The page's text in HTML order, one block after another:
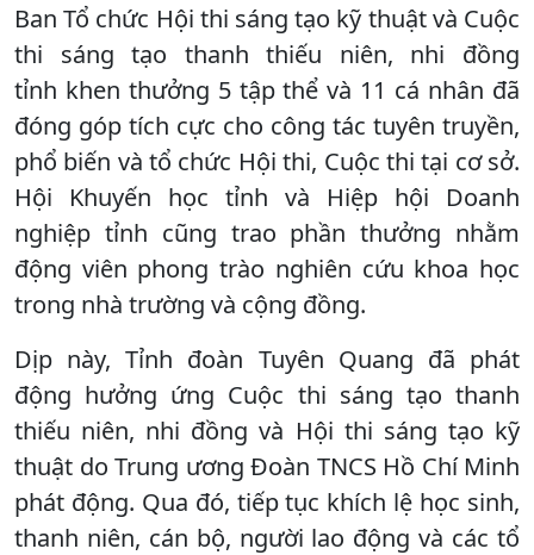
Ban Tổ chức Hội thi sáng tạo kỹ thuật và Cuộc
thi sáng tạo thanh thiếu niên, nhi đồng
tỉnh khen thưởng 5 tập thể và 11 cá nhân đã
đóng góp tích cực cho công tác tuyên truyền,
phổ biến và tổ chức Hội thi, Cuộc thi tại cơ sở.
Hội Khuyến học tỉnh và Hiệp hội Doanh
nghiệp tỉnh cũng trao phần thưởng nhằm
động viên phong trào nghiên cứu khoa học
trong nhà trường và cộng đồng.
Dịp này, Tỉnh đoàn Tuyên Quang đã phát
động hưởng ứng Cuộc thi sáng tạo thanh
thiếu niên, nhi đồng và Hội thi sáng tạo kỹ
thuật do Trung ương Đoàn TNCS Hồ Chí Minh
phát động. Qua đó, tiếp tục khích lệ học sinh,
thanh niên, cán bộ, người lao động và các tổ